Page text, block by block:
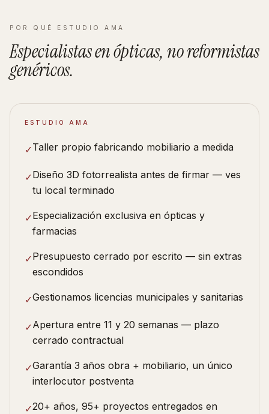
POR QUÉ ESTUDIO AMA
Especialistas enópticas, no reformistas
genéricos.
ESTUDIO AMA
✓Taller propio fabricando mobiliario a medida
✓Diseño 3D fotorrealista antes de firmar — ves
tu local terminado
✓Especialización exclusiva en ópticas y
farmacias
✓Presupuesto cerrado por escrito — sin extras
escondidos
✓Gestionamos licencias municipales y sanitarias
✓Apertura entre 11 y 20 semanas — plazo
cerrado contractual
✓Garantía 3 años obra + mobiliario, un único
interlocutor postventa
✓20+ años, 95+ proyectos entregados en